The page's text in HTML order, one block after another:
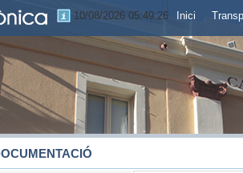
10/08/2026 05:49:27 Inici